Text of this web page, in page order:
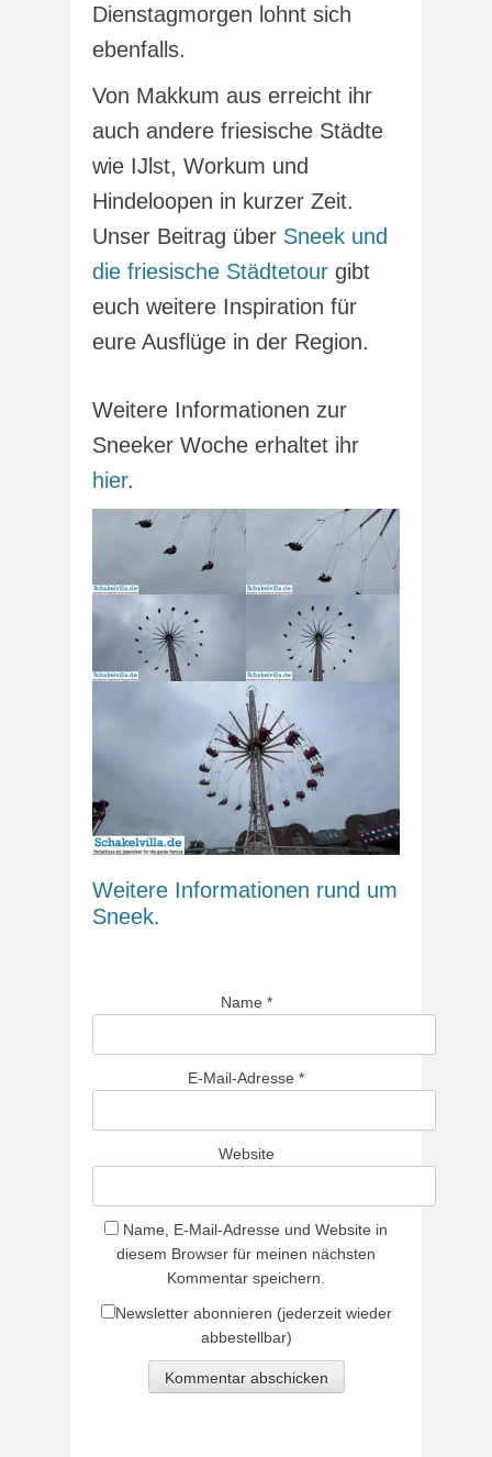
Dienstagmorgen lohnt sich
ebenfalls.
Von Makkum aus erreicht ihr
auch andere friesische Städte
wie IJlst, Workum und
Hindeloopen in kurzer Zeit.
Unser Beitrag über Sneek und
die friesische Städtetour gibt
euch weitere Inspiration für
eure Ausflüge in der Region.
Weitere Informationen zur
Sneeker Woche erhaltet ihr
hier.
Weitere Informationen rund um
Sneek.
Name *
E-Mail-Adresse *
Website
Name, E-Mail-Adresse und Website in
diesem Browser für meinen nächsten
Kommentar speichern.
Newsletter abonnieren (jederzeit wieder
abbestellbar)